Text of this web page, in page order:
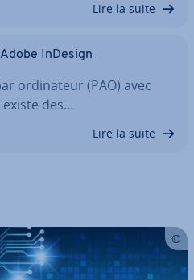
Lire la suite
InDesign
or­di­na­teur (PAO) avec
des…
Lire la suite